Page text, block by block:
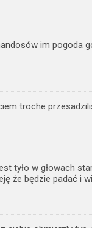
im pogoda
troche
tyło w głowach
że będzie padać i